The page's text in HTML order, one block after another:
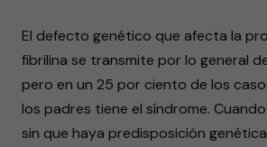
El defecto genético que afecta la
fibrilina se transmite por lo general
pero en un 25 por ciento de los
los padres tiene el síndrome.
sin que haya predisposición